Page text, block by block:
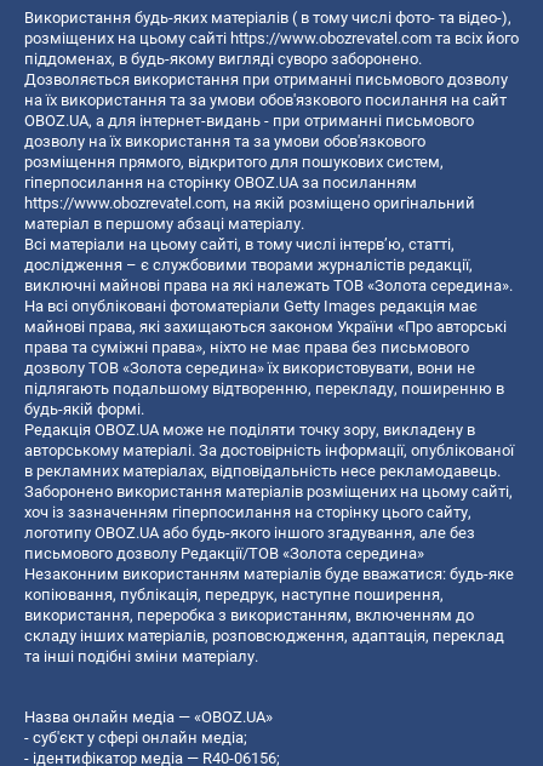
Використання будь-яких матеріалів ( в тому числі фото- та відео-),
розміщених на цьому сайті https://www.obozrevatel.com та всіх його
піддоменах, в будь-якому вигляді суворо заборонено.
Дозволяється використання при отриманні письмового дозволу
на їх використання та за умови обов'язкового посилання на сайт
OBOZ.UA, а для інтернет-видань - при отриманні письмового
дозволу на їх використання та за умови обов'язкового
розміщення прямого, відкритого для пошукових систем,
гіперпосилання на сторінку OBOZ.UA за посиланням
https://www.obozrevatel.com, на якій розміщено оригінальний
матеріал в першому абзаці матеріалу.
Всі матеріали на цьому сайті, в тому числі інтерв’ю, статті,
дослідження – є службовими творами журналістів редакції,
виключні майнові права на які належать ТОВ «Золота середина».
На всі опубліковані фотоматеріали Getty Images редакція має
майнові права, які захищаються законом України «Про авторські
права та суміжні права», ніхто не має права без письмового
дозволу ТОВ «Золота середина» їх використовувати, вони не
підлягають подальшому відтворенню, перекладу, поширенню в
будь-якій формі.
Редакція OBOZ.UA може не поділяти точку зору, викладену в
авторському матеріалі. За достовірність інформації, опублікованої
в рекламних матеріалах, відповідальність несе рекламодавець.
Заборонено використання матеріалів розміщених на цьому сайті,
хоч із зазначенням гіперпосилання на сторінку цього сайту,
логотипу OBOZ.UA або будь-якого іншого згадування, але без
письмового дозволу Редакції/ТОВ «Золота середина»
Незаконним використанням матеріалів буде вважатися: будь-яке
копiювання, публiкацiя, передрук, наступне поширення,
використання, переробка з використанням, включенням до
складу інших матеріалів, розповсюдження, адаптація, переклад
та інші подібні зміни матеріалу.
Назва онлайн медіа — «OBOZ.UA»
- суб'єкт у сфері онлайн медіа;
- ідентифікатор медіа — R40-06156;